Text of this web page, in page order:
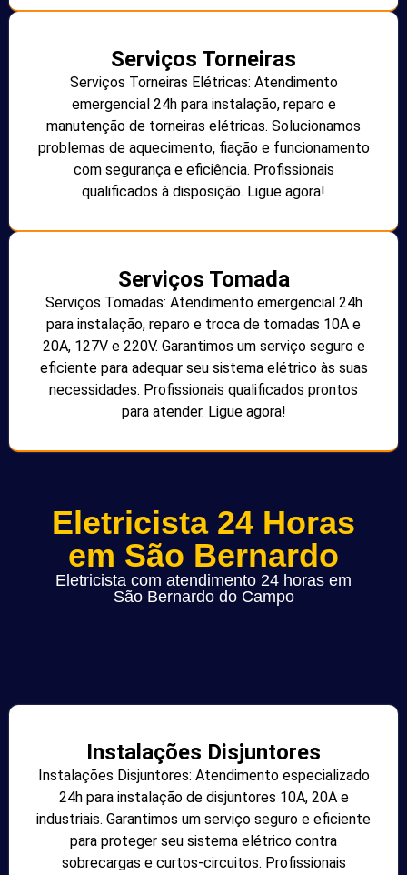
Serviços Torneiras
Serviços Torneiras Elétricas: Atendimento
emergencial 24h para instalação, reparo e
manutenção de torneiras elétricas. Solucionamos
problemas de aquecimento, fiação e funcionamento
com segurança e eficiência. Profissionais
qualificados à disposição. Ligue agora!
Serviços Tomada
Serviços Tomadas: Atendimento emergencial 24h
para instalação, reparo e troca de tomadas 10A e
20A, 127V e 220V. Garantimos um serviço seguro e
eficiente para adequar seu sistema elétrico às suas
necessidades. Profissionais qualificados prontos
para atender. Ligue agora!
Eletricista 24 Horas
em São Bernardo
Eletricista com atendimento 24 horas em
São Bernardo do Campo
Instalações Disjuntores
Instalações Disjuntores: Atendimento especializado
24h para instalação de disjuntores 10A, 20A e
industriais. Garantimos um serviço seguro e eficiente
para proteger seu sistema elétrico contra
sobrecargas e curtos-circuitos. Profissionais